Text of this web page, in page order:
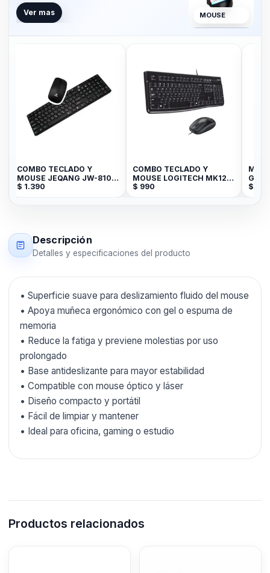
Ver mas MOUSE
COMBO TECLADO Y
MOUSE JEQANG JW-8100
2.4G 10M USB GTB-14081-
$ 1.390
COMBO TECLADO Y
MOUSE LOGITECH MK120
ESPAÑOL
$ 990
$
Descripción
Detalles y especificaciones del producto
• Superficie suave para deslizamiento fluido del mouse
• Apoya muñeca ergonómico con gel o espuma de
memoria
• Reduce la fatiga y previene molestias por uso
prolongado
• Base antideslizante para mayor estabilidad
• Compatible con mouse óptico y láser
• Diseño compacto y portátil
• Fácil de limpiar y mantener
• Ideal para oficina, gaming o estudio
Productos relacionados